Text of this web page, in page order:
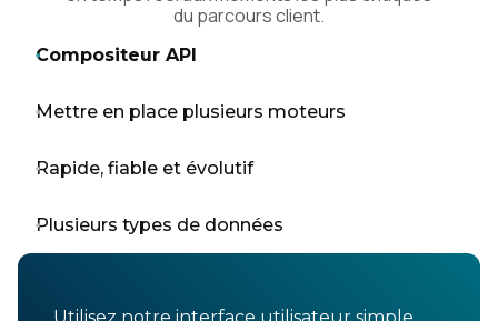
du parcours client.
Compositeur API
Mettre en place plusieurs moteurs
Rapide, fiable et évolutif
Plusieurs types de données